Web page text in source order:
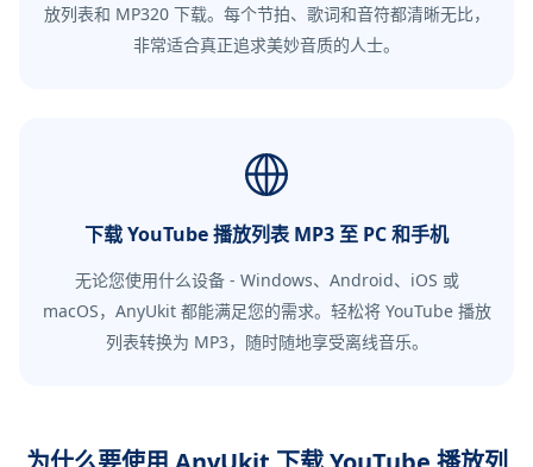
放列表和 MP320 下载。每个节拍、歌词和音符都清晰无比，
非常适合真正追求美妙音质的人士。
下载 YouTube 播放列表 MP3 至 PC 和手机
无论您使用什么设备 - Windows、Android、iOS 或
macOS，AnyUkit 都能满足您的需求。轻松将 YouTube 播放
列表转换为 MP3，随时随地享受离线音乐。